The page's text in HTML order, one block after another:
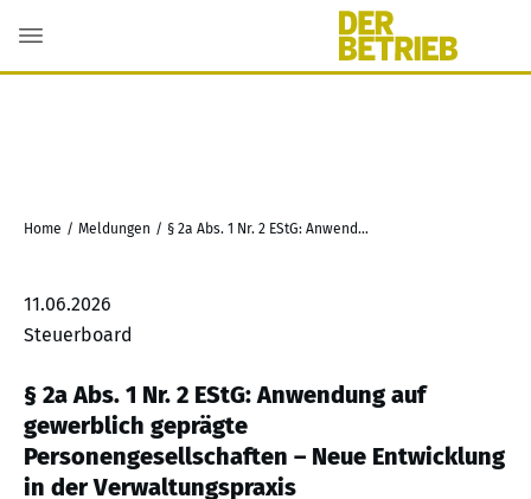
Home / Meldungen / § 2a Abs. 1 Nr. 2 EStG: Anwendung auf gewerblich geprägte Personengesellschaften – Neue Entwicklung in der Verwaltungspraxis
11.06.2026
Steuerboard
§ 2a Abs. 1 Nr. 2 EStG: Anwendung auf
gewerblich geprägte
Personengesellschaften – Neue Entwicklung
in der Verwaltungspraxis